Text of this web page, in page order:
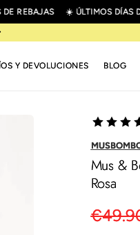
REBAJAS ☀️ ÚLTIMOS DÍAS
Y DEVOLUCIONES BLOG
Mus &
Rosa
Precio